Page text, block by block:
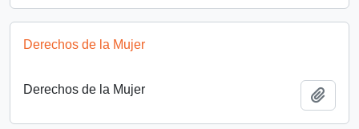
Derechos de la Mujer
Derechos de la Mujer